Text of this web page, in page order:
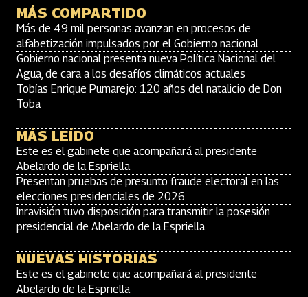
MÁS COMPARTIDO
Más de 49 mil personas avanzan en procesos de
alfabetización impulsados por el Gobierno nacional
Gobierno nacional presenta nueva Política Nacional del
Agua, de cara a los desafíos climáticos actuales
Tobías Enrique Pumarejo: 120 años del natalicio de Don
Toba
MÁS LEÍDO
Este es el gabinete que acompañará al presidente
Abelardo de la Espriella
Presentan pruebas de presunto fraude electoral en las
elecciones presidenciales de 2026
Inravisión tuvo disposición para transmitir la posesión
presidencial de Abelardo de la Espriella
NUEVAS HISTORIAS
Este es el gabinete que acompañará al presidente
Abelardo de la Espriella